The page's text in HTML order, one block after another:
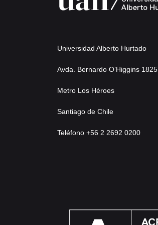
Universidad Alberto Hurtado
Avda. Bernardo O’Higgins 1825
Metro Los Héroes
Santiago de Chile
Teléfono +56 2 2692 0200